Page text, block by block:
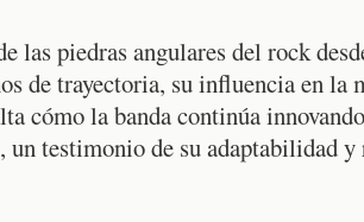
las piedras angulares del rock
de trayectoria, su influencia en la
cómo la banda continúa
un testimonio de su adaptabilidad